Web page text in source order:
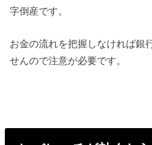
字倒産です。
お金の流れを把握しなければ銀
せんので注意が必要です。